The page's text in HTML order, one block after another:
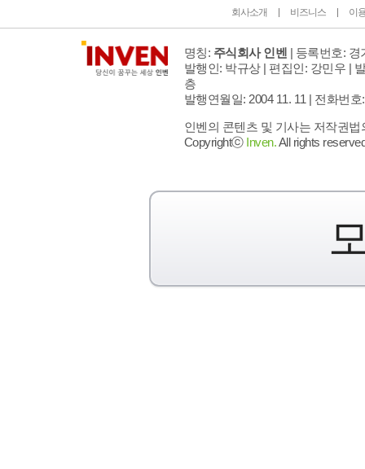
회사소개 비즈니스 이
명칭: 주식회사 인벤 | 등록번호: 경
발행인: 박규상 | 편집인: 강민우 |
층
발행연월일: 2004 11. 11 | 전화번호
인벤의 콘텐츠 및 기사는 저작권
Copyrightⓒ Inven.All rights